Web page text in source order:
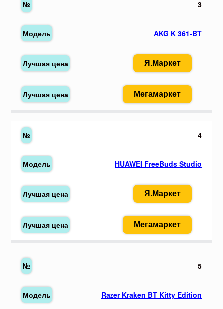
3
AKG K 361-BT
Я.Маркет
Мегамаркет
4
HUAWEI FreeBuds Studio
Я.Маркет
Мегамаркет
5
Razer Kraken BT Kitty Edition